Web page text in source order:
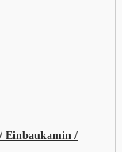
Einbaukamin /